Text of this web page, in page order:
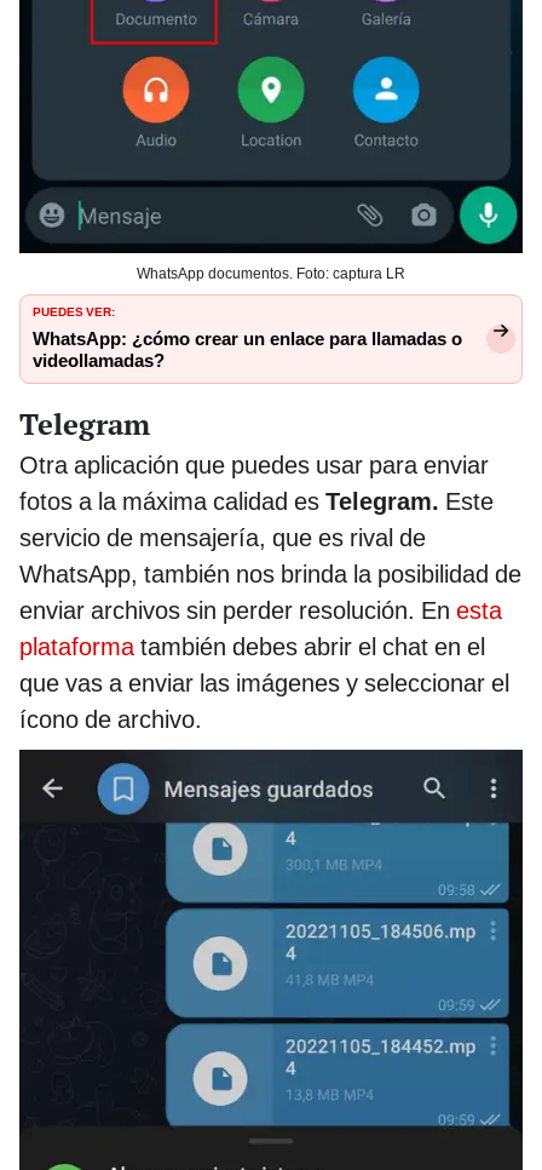
WhatsApp documentos. Foto: captura LR
PUEDES VER:
WhatsApp: ¿cómo crear un enlace para llamadas o
videollamadas?
Telegram
Otra aplicación que puedes usar para enviar
fotos a la máxima calidad es Telegram. Este
servicio de mensajería, que es rival de
WhatsApp, también nos brinda la posibilidad de
enviar archivos sin perder resolución. En esta
plataformatambién debes abrir el chat en el
que vas a enviar las imágenes y seleccionar el
ícono de archivo.